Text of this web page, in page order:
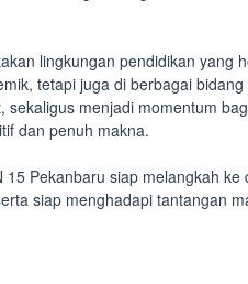
lingkungan pendidikan yang
tetapi juga di berbagai
menjadi momentum
dan penuh makna.
Pekanbaru siap melangkah ke
siap menghadapi tantangan